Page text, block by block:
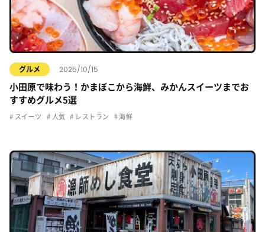
グルメ 2025/10/15
小田原で味わう！かまぼこから海鮮、みかんスイーツまでお
すすめグルメ5選
スイーツ 人気 レストラン 海鮮